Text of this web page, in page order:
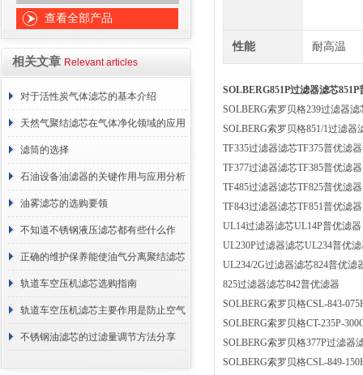
查看全部产品
相关文章 Relevant articles
对于活性炭气体滤芯的基本介绍
天然气聚结滤芯在气体净化领域的应用
与重要性
滤筒的选择
石油设备油滤器的关键作用与应用分析
油雾滤芯的选购要领
不知道不锈钢液压滤芯都有些什么作
用？进来看
正确的维护保养能使油气分离聚结滤芯
长期稳定运行
轨道车空压机滤芯选购指南
轨道车空压机滤芯主要作用是防止空气
中的杂质和油脂浓度升高
不锈钢油滤芯的过滤量调节方法分享
性能 耐高温
SOLBERG851P过滤器滤芯851P
SOLBERG索罗贝格239过滤器滤
SOLBERG索罗贝格851/1过滤器
TF335过滤器滤芯TF375普优滤器
TF377过滤器滤芯TF385普优滤器
TF485过滤器滤芯TF825普优滤器
TF843过滤器滤芯TF851普优滤器
UL14过滤器滤芯UL14P普优滤器
UL230P过滤器滤芯UL234普优
UL234/2G过滤器滤芯824普优滤
825过滤器滤芯842普优滤器
SOLBERG索罗贝格CSL-843-
SOLBERG索罗贝格CT-235P-
SOLBERG索罗贝格377P过滤器
SOLBERG索罗贝格CSL-849-